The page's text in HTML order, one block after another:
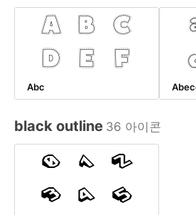
Abc
black outline 36 아이콘